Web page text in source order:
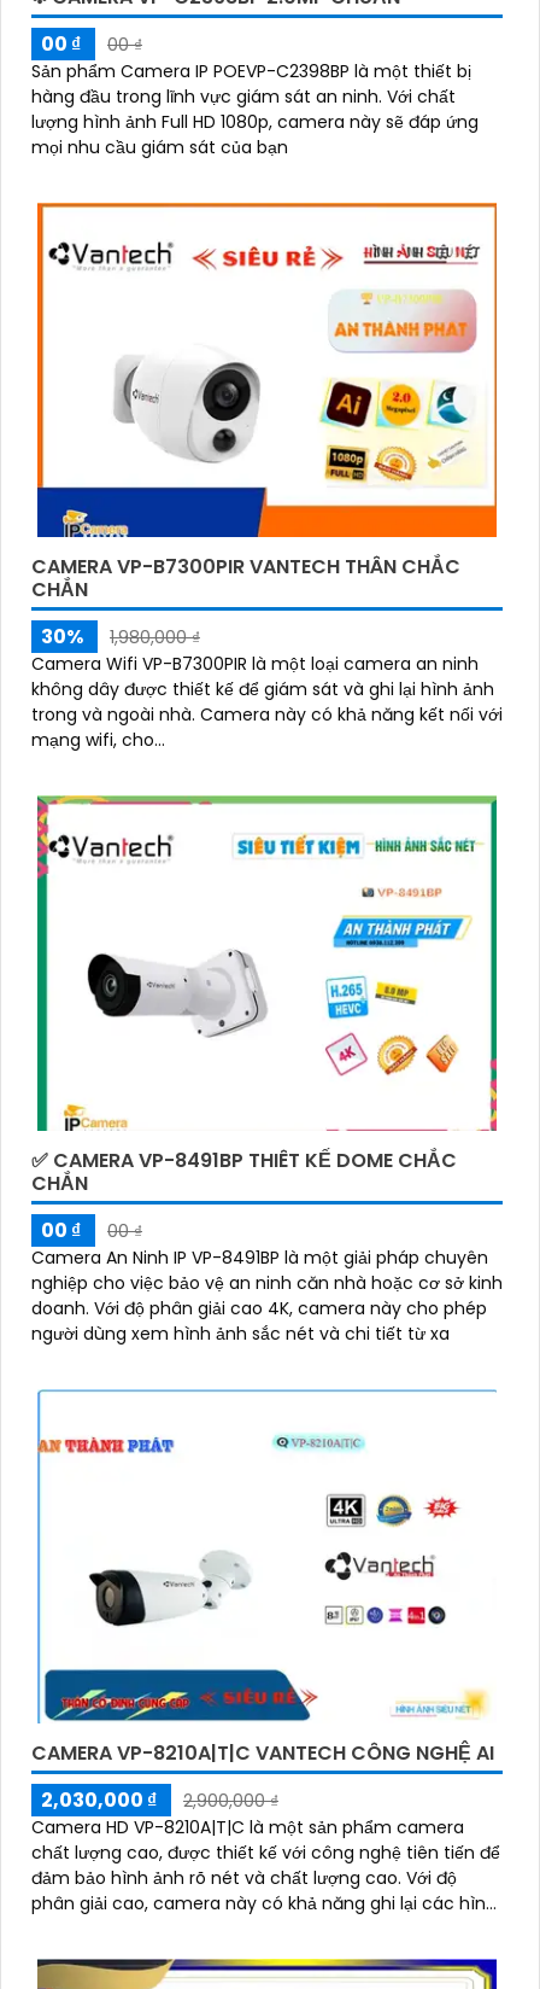
00 ₫
00 ₫
Sản phẩm Camera IP POEVP-C2398BP là một thiết bị
hàng đầu trong lĩnh vực giám sát an ninh. Với chất
lượng hình ảnh Full HD 1080p, camera này sẽ đáp ứng
mọi nhu cầu giám sát của bạn
CAMERA VP-B7300PIR VANTECH THÂN CHẮC
CHẮN
30%
1,980,000 ₫
Camera Wifi VP-B7300PIR là một loại camera an ninh
không dây được thiết kế để giám sát và ghi lại hình ảnh
trong và ngoài nhà. Camera này có khả năng kết nối với
mạng wifi, cho...
✅ CAMERA VP-8491BP THIÊT KẾ DOME CHẮC
CHẮN
00 ₫
00 ₫
Camera An Ninh IP VP-8491BP là một giải pháp chuyên
nghiệp cho việc bảo vệ an ninh căn nhà hoặc cơ sở kinh
doanh. Với độ phân giải cao 4K, camera này cho phép
người dùng xem hình ảnh sắc nét và chi tiết từ xa
CAMERA VP-8210A|T|C VANTECH CÔNG NGHỆ AI
2,030,000 ₫
2,900,000 ₫
Camera HD VP-8210A|T|C là một sản phẩm camera
chất lượng cao, được thiết kế với công nghệ tiên tiến để
đảm bảo hình ảnh rõ nét và chất lượng cao. Với độ
phân giải cao, camera này có khả năng ghi lại các hình